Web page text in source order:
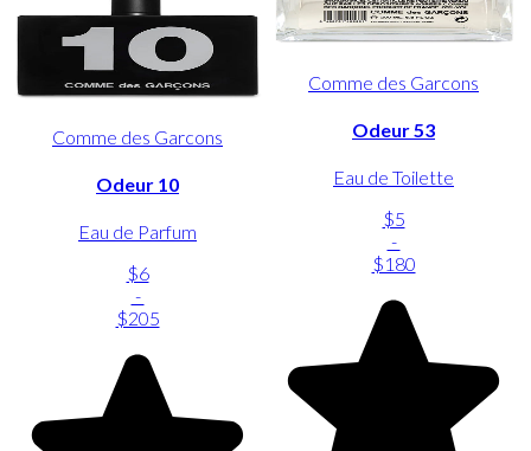
Comme des Garcons
Odeur 10
Eau de Parfum
$6
-
$205
Comme des Garcons
Odeur 53
Eau de Toilette
$5
-
$180